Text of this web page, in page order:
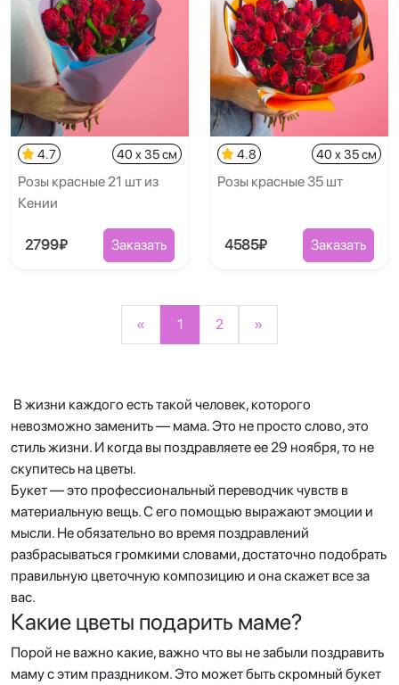
4.7 40 x 35 см
Розы красные 21 шт из
Кении
2799₽ Заказать
4.8 40 x 35 см
Розы красные 35 шт
4585₽ Заказать
« 1 2 »
В жизни каждого есть такой человек, которого
невозможно заменить — мама. Это не просто слово, это
стиль жизни. И когда вы поздравляете ее 29 ноября, то не
скупитесь на цветы.
Букет — это профессиональный переводчик чувств в
материальную вещь. С его помощью выражают эмоции и
мысли. Не обязательно во время поздравлений
разбрасываться громкими словами, достаточно подобрать
правильную цветочную композицию и она скажет все за
вас.
Какие цветы подарить маме?
Порой не важно какие, важно что вы не забыли поздравить
маму с этим праздником. Это может быть скромный букет